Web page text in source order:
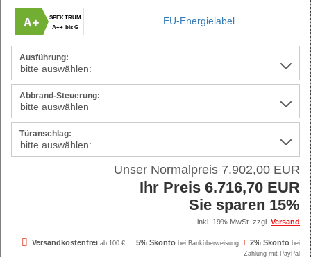
A+
SPEKTRUM
A++ bis G
EU-Energielabel
Ausführung:
Abbrand-Steuerung:
Türanschlag:
Unser Normalpreis 7.902,00 EUR
Ihr Preis 6.716,70 EUR
Sie sparen 15%
inkl. 19% MwSt. zzgl. Versand
Versandkostenfrei ab 100 € 5% Skonto bei Banküberweisung 2% Skonto bei
Zahlung mit PayPal